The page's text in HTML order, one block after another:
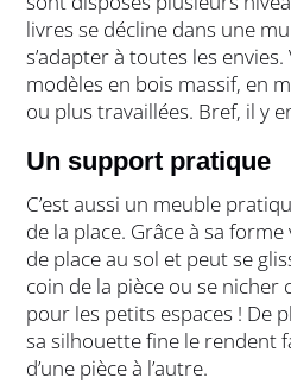
livres se décline dans une
s’adapter à toutes les
modèles en bois massif, en
ou plus travaillées. Bref, il y
Un support pratique
C’est aussi un meuble
de la place. Grâce à sa
de place au sol et peut se
coin de la pièce ou se nicher
pour les petits espaces ! De
sa silhouette fine le rendent
d’une pièce à l’autre.